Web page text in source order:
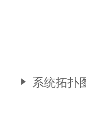
系统拓扑